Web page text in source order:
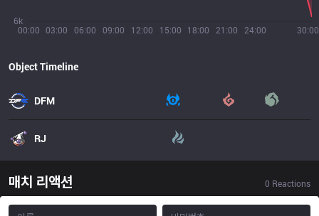
00:00 03:00 06:00 09:00 12:00 15:00 18:00 21:00 24:00 30:00
6k
Object Timeline
DFM
RJ
매치 리액션 0 Reactions